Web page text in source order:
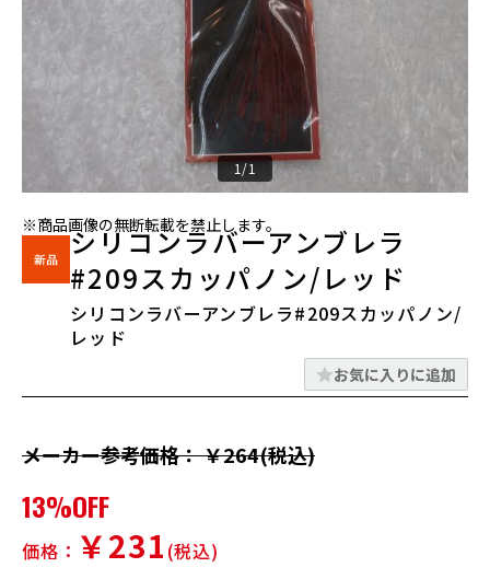
1/1
※商品画像の無断転載を禁止します。
シリコンラバーアンブレラ
#209スカッパノン/レッド
シリコンラバーアンブレラ#209スカッパノン/
レッド
お気に入りに追加
メーカー参考価格： ￥264(税込)
13%OFF
価格： ￥231 (税込)